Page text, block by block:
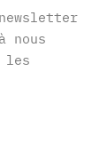
nous
les